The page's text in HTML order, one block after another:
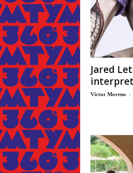
Jared
Víctor Moreno -